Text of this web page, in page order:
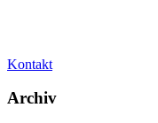
Kontakt
Archiv